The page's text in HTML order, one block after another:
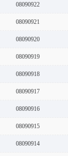
08090922
08090921
08090920
08090919
08090918
08090917
08090916
08090915
08090914